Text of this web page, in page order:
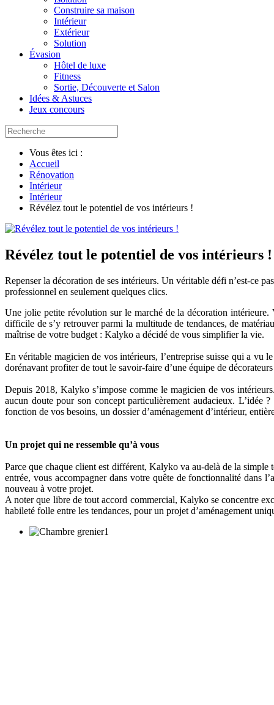
Construire sa maison
Intérieur
Extérieur
Solution
Évasion
Hôtel de luxe
Fitness
Sortie, Découverte et Salon
Idées & Astuces
Jeux concours
Vous êtes ici :
Accueil
Rénovation
Intérieur
Intérieur
Révélez tout le potentiel de vos intérieurs !
Révélez tout le potentiel de vos intérieurs !
Repenser la décoration de ses intérieurs. Un véritable défi n’est-ce
professionnel en seulement quelques clics.
Une jolie petite révolution sur le marché de la décoration
difficile de s’y retrouver parmi la multitude de tendances, de
maîtrise de votre budget : Kalyko a décidé de vous simplifier la vie.
En véritable magicien de vos intérieurs, l’entreprise suisse qui a vu
dorénavant profiter de tout le savoir-faire d’une équipe de
Depuis 2018, Kalyko s’impose comme le magicien de vos
aucun doute pour son concept particulièrement audacieux. L’idée
fonction de vos besoins, un dossier d’aménagement d’intérieur,
Un projet qui ne ressemble qu’à vous
Parce que chaque client est différent, Kalyko va au-delà de la simple
entrée, vous accompagner dans votre quête de fonctionnalité dans
nouveau à votre projet.
A noter que libre de tout accord commercial, Kalyko se concentre
habileté folle entre les tendances, pour un projet d’aménagement